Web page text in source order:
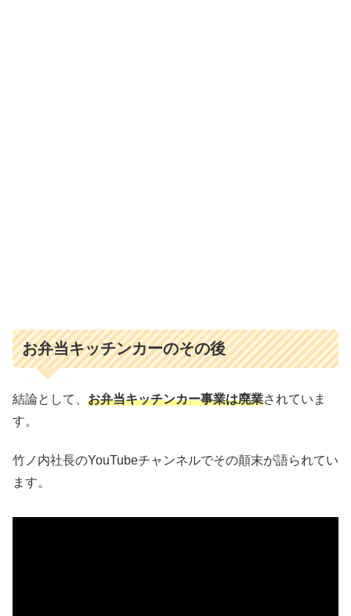
お弁当キッチンカーのその後
結論として、 お弁当キッチンカー事業は廃業されていま
す。
竹ノ内社長のYouTubeチャンネルでその顛末が語られてい
ます。